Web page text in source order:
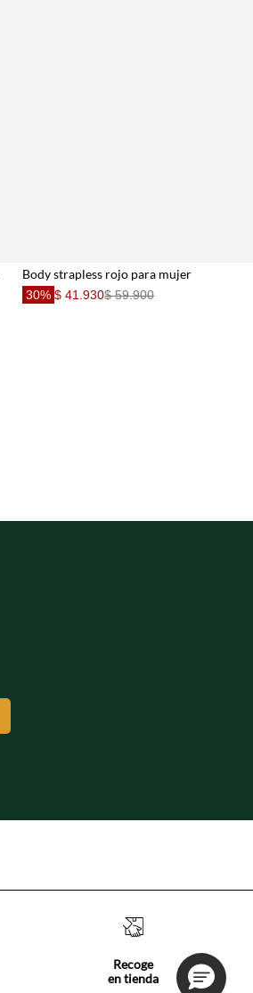
Body strapless rojo para mujer
30% $ 41.930$ 59.900
Recoge
en tienda